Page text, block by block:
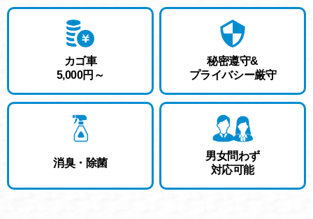
カゴ車
5,000円 ～
秘密遵守&
プライバシー厳守
消臭・除菌
男女問わず
対応可能